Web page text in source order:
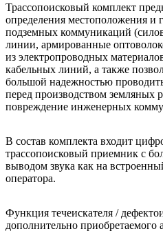
Трассопоисковый комплект
определения местоположения и
подземных коммуникаций
линии, армированные
из электропроводных
кабельных линий, а также
большой надежностью
перед производством земляных
повреждение инженерных
В состав комплекта входит
трассопоисковый приемник с
выводом звука как на
оператора.
Функция течеискателя /
дополнительно приобретаемого